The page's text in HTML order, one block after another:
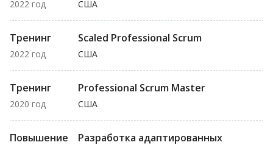
2022 год США
Тренинг
2022 год
Scaled Professional Scrum
США
Тренинг
2020 год
Professional Scrum Master
США
Повышение
Разработка адаптированных